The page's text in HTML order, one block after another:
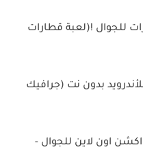
!(لعبة قطارات
بدون نت (جرافيك
اون لاين للجوال -